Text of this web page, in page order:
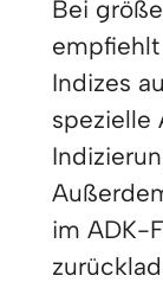
Bei
Indizes
spezielle
im ADK-